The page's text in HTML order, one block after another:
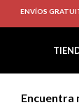
ENVÍOS
Encuentra